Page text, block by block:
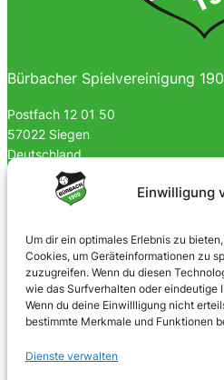
Einwilligung
Um dir ein optimales Erlebnis zu
Cookies, um Geräteinformationen zu
zuzugreifen. Wenn du diesen
wie das Surfverhalten oder eindeutige
Wenn du deine Einwillligung nicht
bestimmte Merkmale und Funktionen
Dienste verwalten
Bürbacher Spielvereinigung
Postfach 12 01 50
57022 Siegen
Deutschland
0170 4903023
SOZIALE NETZWERKE
Facebook
Instagram